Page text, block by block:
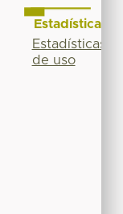
Estadísticas
Estadísticas
de uso